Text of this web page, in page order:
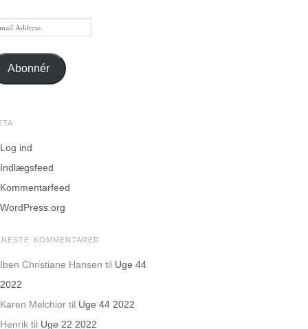
Abonnér
Log ind
Indlægsfeed
Kommentarfeed
WordPress.org
KOMMENTARER
Iben Christiane Hansen til Uge 44
2022
Karen Melchior til Uge 44 2022
Henrik til Uge 22 2022